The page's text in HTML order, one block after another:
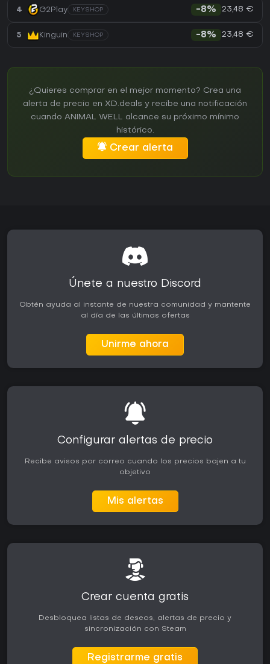
4 G2Play KEYSHOP -8% 23,48 €
5 Kinguin KEYSHOP -8% 23,48 €
¿Quieres comprar en el mejor momento? Crea una
alerta de precio en XD.deals y recibe una notificación
cuando ANIMAL WELL alcance su próximo mínimo
histórico.
Crear alerta
Únete a nuestro Discord
Obtén ayuda al instante de nuestra comunidad y mantente
al día de las últimas ofertas
Unirme ahora
Configurar alertas de precio
Recibe avisos por correo cuando los precios bajen a tu
objetivo
Mis alertas
Crear cuenta gratis
Desbloquea listas de deseos, alertas de precio y
sincronización con Steam
Registrarme gratis